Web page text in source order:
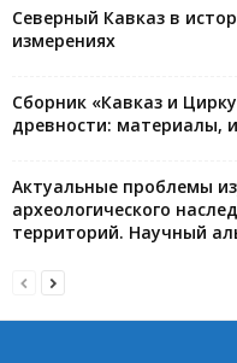
Северный Кавказ в
измерениях
Сборник «Кавказ и
древности: материалы,
Актуальные проблемы
археологического
территорий. Научный